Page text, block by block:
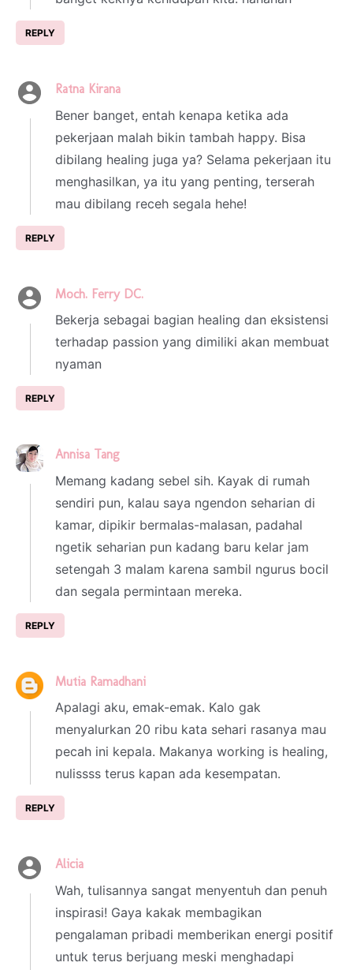
REPLY
Ratna Kirana
Bener banget, entah kenapa ketika ada
pekerjaan malah bikin tambah happy. Bisa
dibilang healing juga ya? Selama pekerjaan itu
menghasilkan, ya itu yang penting, terserah
mau dibilang receh segala hehe!
REPLY
Moch. Ferry DC.
Bekerja sebagai bagian healing dan eksistensi
terhadap passion yang dimiliki akan membuat
nyaman
REPLY
Annisa Tang
Memang kadang sebel sih. Kayak di rumah
sendiri pun, kalau saya ngendon seharian di
kamar, dipikir bermalas-malasan, padahal
ngetik seharian pun kadang baru kelar jam
setengah 3 malam karena sambil ngurus bocil
dan segala permintaan mereka.
REPLY
Mutia Ramadhani
Apalagi aku, emak-emak. Kalo gak
menyalurkan 20 ribu kata sehari rasanya mau
pecah ini kepala. Makanya working is healing,
nulissss terus kapan ada kesempatan.
REPLY
Alicia
Wah, tulisannya sangat menyentuh dan penuh
inspirasi! Gaya kakak membagikan
pengalaman pribadi memberikan energi positif
untuk terus berjuang meski menghadapi